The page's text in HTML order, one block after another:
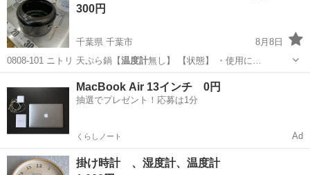
300円
千葉県 千葉市
8月8日
0808-101 ニトリ 天ぷら鍋【温度計 無し】 【状態】 ・使用に…
温度計
MacBook Air 13インチ 0円
抽選でプレゼント！応募は1分
くらしノート Ad
掛け時計 、湿度計、温度計